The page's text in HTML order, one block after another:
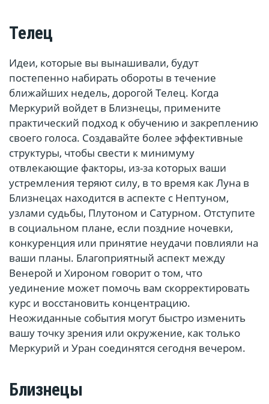
Телец
Идеи, которые вы вынашивали, будут
постепенно набирать обороты в течение
ближайших недель, дорогой Телец. Когда
Меркурий войдет в Близнецы, примените
практический подход к обучению и закреплению
своего голоса. Создавайте более эффективные
структуры, чтобы свести к минимуму
отвлекающие факторы, из-за которых ваши
устремления теряют силу, в то время как Луна в
Близнецах находится в аспекте с Нептуном,
узлами судьбы, Плутоном и Сатурном. Отступите
в социальном плане, если поздние ночевки,
конкуренция или принятие неудачи повлияли на
ваши планы. Благоприятный аспект между
Венерой и Хироном говорит о том, что
уединение может помочь вам скорректировать
курс и восстановить концентрацию.
Неожиданные события могут быстро изменить
вашу точку зрения или окружение, как только
Меркурий и Уран соединятся сегодня вечером.
Близнецы